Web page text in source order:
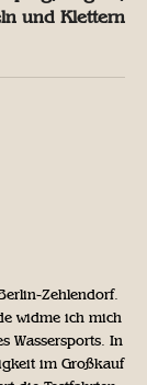
und Klettern
Zehlendorf.
widme ich mich
Wassersports. In
im Großkauf